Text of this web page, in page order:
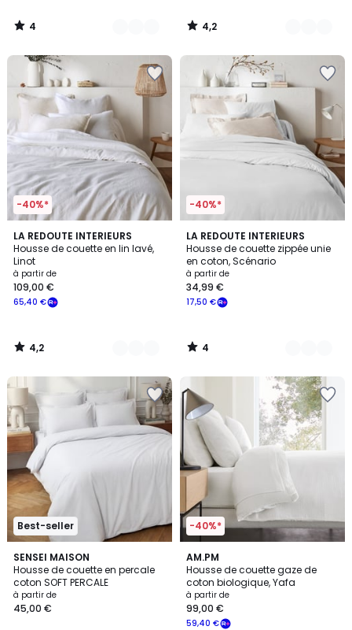
4
/
4,2
/
-40%*
LA REDOUTE INTERIEURS
Housse de couette en lin lavé,
Linot
à partir de
65,40 €
109,00 €
4,2
/ 5
21
Couleurs
4,2
/
-40%*
LA REDOUTE INTERIEURS
Housse de couette zippée unie
en coton, Scénario
à partir de
17,50 €
34,99 €
4
/
5
22
Couleurs
4
/
Best-seller
SENSEI MAISON
Housse de couette en percale
coton SOFT PERCALE
à partir de
45,00 €
4,1
/ 5
24
Couleurs
-40%*
AM.PM
Housse de couette gaze de
coton biologique, Yafa
à partir de
59,40 €
99,00 €
3,6
/ 5
20
Couleurs